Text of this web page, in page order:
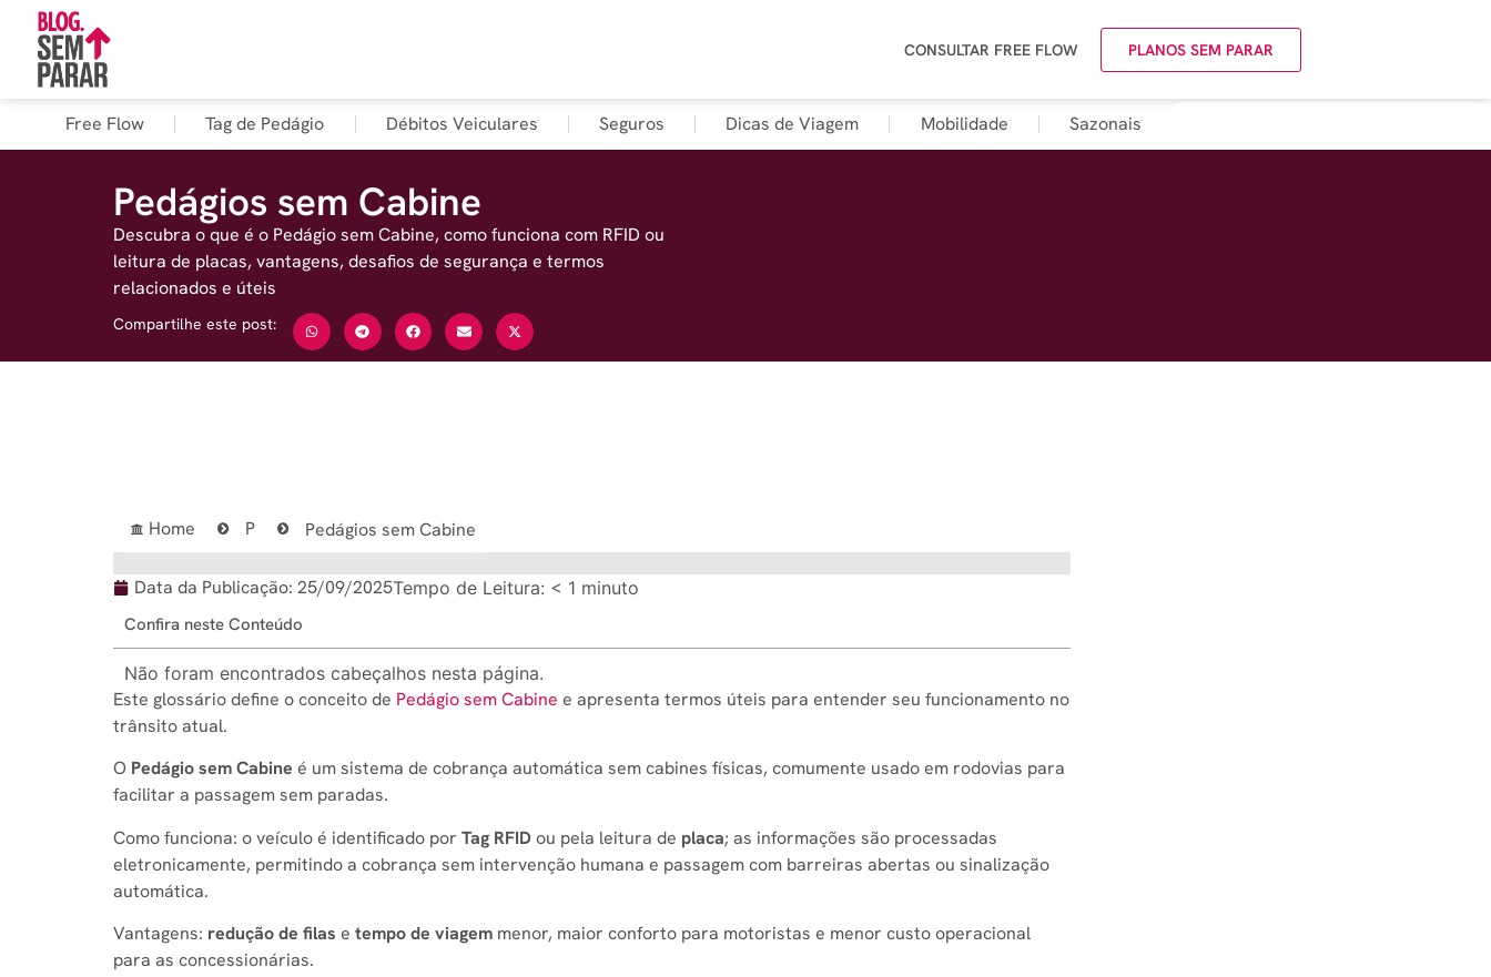
CONSULTAR FREE FLOW PLANOS SEM PARAR
Free Flow Tag de Pedágio Débitos Veiculares Seguros Dicas de Viagem Mobilidade Sazonais
Pedágios sem Cabine
Descubra o que é o Pedágio sem Cabine, como funciona com RFID ou
leitura de placas, vantagens, desafios de segurança e termos
relacionados e úteis
Compartilhe este post:
Home P Pedágios sem Cabine
Data da Publicação: 25/09/2025Tempo de Leitura: < 1 minuto
Confira neste Conteúdo
Não foram encontrados cabeçalhos nesta página.
Este glossário define o conceito de Pedágio sem Cabine e apresenta termos úteis para entender seu funcionamento no
trânsito atual.
O Pedágio sem Cabine é um sistema de cobrança automática sem cabines físicas, comumente usado em rodovias para
facilitar a passagem sem paradas.
Como funciona: o veículo é identificado por Tag RFID ou pela leitura de placa; as informações são processadas
eletronicamente, permitindo a cobrança sem intervenção humana e passagem com barreiras abertas ou sinalização
automática.
Vantagens: redução de filas e tempo de viagem menor, maior conforto para motoristas e menor custo operacional
para as concessionárias.